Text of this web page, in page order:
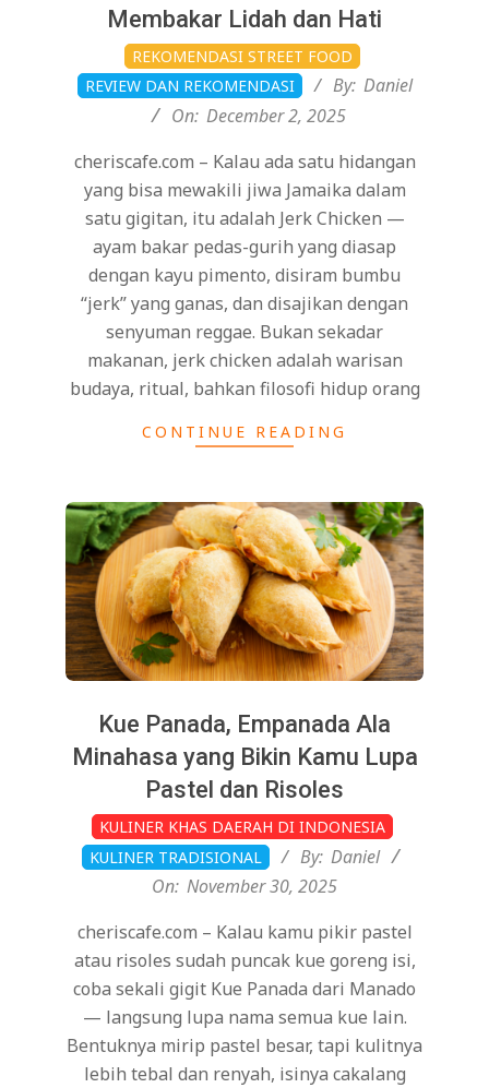
Membakar Lidah dan Hati
12-
02
REKOMENDASI STREET FOOD
REVIEW DAN REKOMENDASI
By: Daniel
On: December 2, 2025
cheriscafe.com – Kalau ada satu hidangan
yang bisa mewakili jiwa Jamaika dalam
satu gigitan, itu adalah Jerk Chicken —
ayam bakar pedas-gurih yang diasap
dengan kayu pimento, disiram bumbu
“jerk” yang ganas, dan disajikan dengan
senyuman reggae. Bukan sekadar
makanan, jerk chicken adalah warisan
budaya, ritual, bahkan filosofi hidup orang
CONTINUE READING
Kue Panada, Empanada Ala
Minahasa yang Bikin Kamu Lupa
Pastel dan Risoles
2025-
11-
30
KULINER KHAS DAERAH DI INDONESIA
KULINER TRADISIONAL
By: Daniel
On: November 30, 2025
cheriscafe.com – Kalau kamu pikir pastel
atau risoles sudah puncak kue goreng isi,
coba sekali gigit Kue Panada dari Manado
— langsung lupa nama semua kue lain.
Bentuknya mirip pastel besar, tapi kulitnya
lebih tebal dan renyah, isinya cakalang